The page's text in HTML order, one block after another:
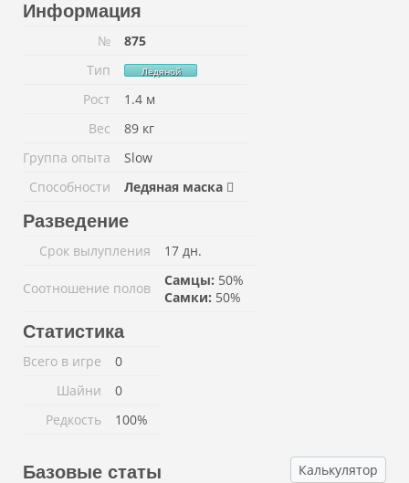
Информация
№
875
Тип
Ледяной
Рост
1.4 м
Вес
89 кг
Группа опыта
Slow
Способности
Ледяная маска
Разведение
Срок вылупления 17 дн.
Соотношение полов Самцы: 50%
Самки: 50%
Статистика
Всего в игре
0
Шайни
0
Редкость
100%
Базовые статы Калькулятор